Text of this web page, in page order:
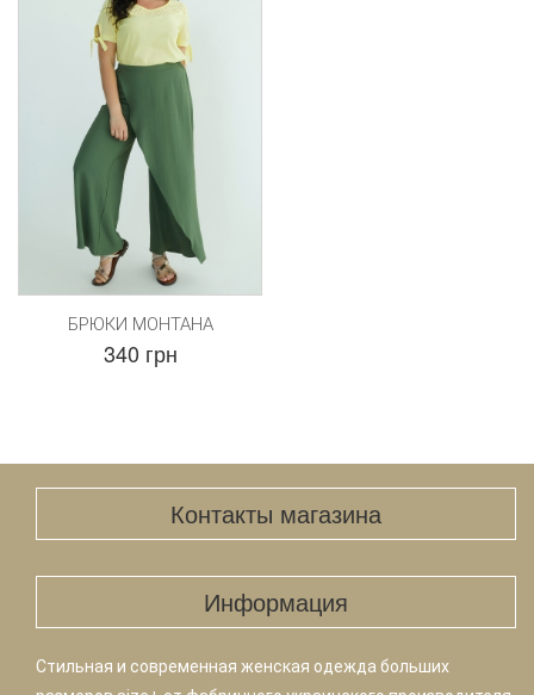
БРЮКИ МОНТАНА
340 грн
Контакты магазина
Информация
Стильная и современная женская одежда больших